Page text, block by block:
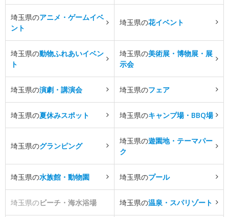
埼玉県のアニメ・ゲームイベ
ント
埼玉県の花イベント
埼玉県の動物ふれあいイベン
ト
埼玉県の美術展・博物展・展
示会
埼玉県の演劇・講演会 埼玉県のフェア
埼玉県の夏休みスポット 埼玉県のキャンプ場・BBQ場
埼玉県のグランピング
埼玉県の遊園地・テーマパー
ク
埼玉県の水族館・動物園 埼玉県のプール
埼玉県のビーチ・海水浴場 埼玉県の温泉・スパリゾート